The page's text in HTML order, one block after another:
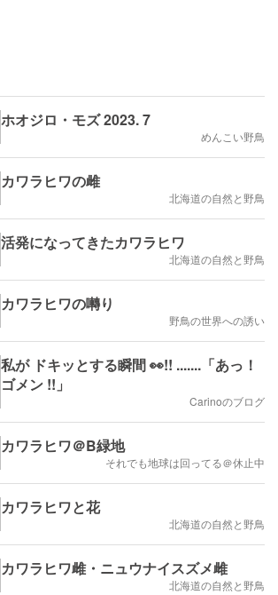
ホオジロ・モズ 2023. 7
めんこい野鳥
カワラヒワの雌
北海道の自然と野鳥
活発になってきたカワラヒワ
北海道の自然と野鳥
カワラヒワの囀り
野鳥の世界への誘い
私が ドキッとする瞬間 👀!! .......「あっ！
ゴメン !!」
Carinoのブログ
カワラヒワ＠B緑地
それでも地球は回ってる＠休止中
カワラヒワと花
北海道の自然と野鳥
カワラヒワ雌・ニュウナイスズメ雌
北海道の自然と野鳥